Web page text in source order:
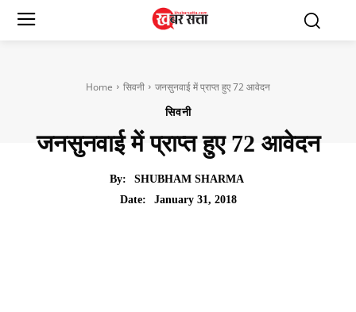
Home सिवनी जनसुनवाई में प्राप्त हुए 72 आवेदन
सिवनी
जनसुनवाई में प्राप्त हुए 72 आवेदन
By:
SHUBHAM SHARMA
Date:
January 31, 2018